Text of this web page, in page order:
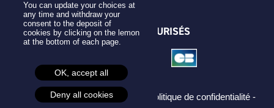
PAIEMENTS SÉCURISÉS
Mentions légales -CGU - CGV -
Politique de confidentialité -
You can update your choices at
any time and withdraw your
consent to the deposit of
cookies by clicking on the lemon
at the bottom of each page.
OK, accept all
Deny all cookies